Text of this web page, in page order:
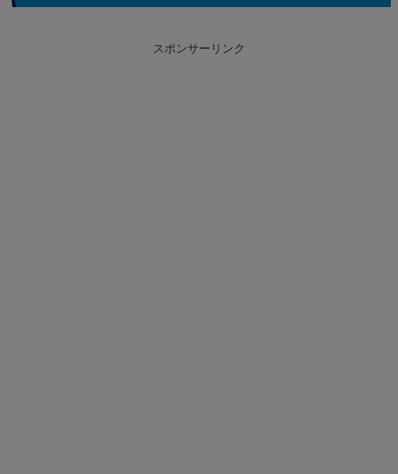
スポンサーリンク